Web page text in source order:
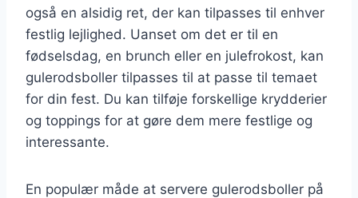
også en alsidig ret, der kan tilpasses til enhver
festlig lejlighed. Uanset om det er til en
fødselsdag, en brunch eller en julefrokost, kan
gulerodsboller tilpasses til at passe til temaet
for din fest. Du kan tilføje forskellige krydderier
og toppings for at gøre dem mere festlige og
interessante.
En populær måde at servere gulerodsboller på